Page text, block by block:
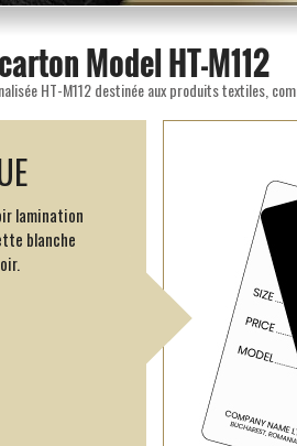
Model HT-M112
lamination
blanche